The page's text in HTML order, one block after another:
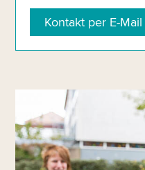
Kontakt per E-Mail